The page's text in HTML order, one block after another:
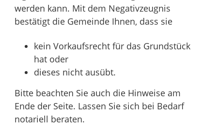
werden kann. Mit dem Negativzeugnis
bestätigt die Gemeinde Ihnen, dass sie
kein Vorkaufsrecht für das Grundstück
hat oder
dieses nicht ausübt.
Bitte beachten Sie auch die Hinweise am
Ende der Seite. Lassen Sie sich bei Bedarf
notariell beraten.